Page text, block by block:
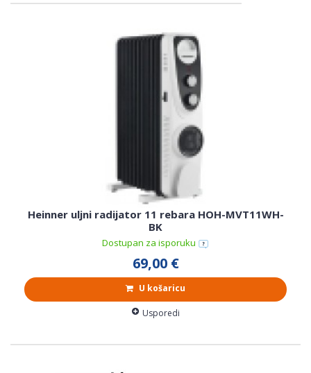
Heinner uljni radijator 11 rebara HOH-MVT11WH-
BK
Dostupan za isporuku
69,00 €
U košaricu
Usporedi